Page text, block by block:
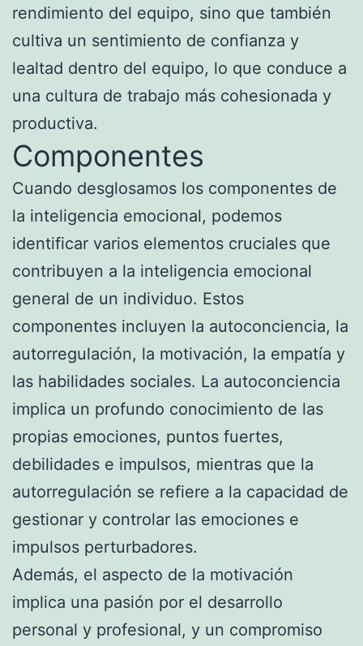
rendimiento del equipo, sino que también
cultiva un sentimiento de confianza y
lealtad dentro del equipo, lo que conduce a
una cultura de trabajo más cohesionada y
productiva.
Componentes
Cuando desglosamos los componentes de
la inteligencia emocional, podemos
identificar varios elementos cruciales que
contribuyen a la inteligencia emocional
general de un individuo. Estos
componentes incluyen la autoconciencia, la
autorregulación, la motivación, la empatía y
las habilidades sociales. La autoconciencia
implica un profundo conocimiento de las
propias emociones, puntos fuertes,
debilidades e impulsos, mientras que la
autorregulación se refiere a la capacidad de
gestionar y controlar las emociones e
impulsos perturbadores.
Además, el aspecto de la motivación
implica una pasión por el desarrollo
personal y profesional, y un compromiso